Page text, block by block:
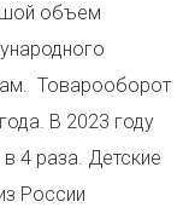
объем
Товарооборот
В 2023 году
в 4 раза. Детские
России